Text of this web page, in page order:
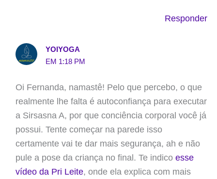
Responder
YOIYOGA
EM 1:18 PM
Oi Fernanda, namastê! Pelo que percebo, o que
realmente lhe falta é autoconfiança para executar
a Sirsasna A, por que conciência corporal você já
possui. Tente começar na parede isso
certamente vai te dar mais segurança, ah e não
pule a pose da criança no final. Te indico esse
vídeo da Pri Leite, onde ela explica com mais